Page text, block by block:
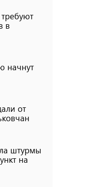
в
начнут
от
штурмы
на